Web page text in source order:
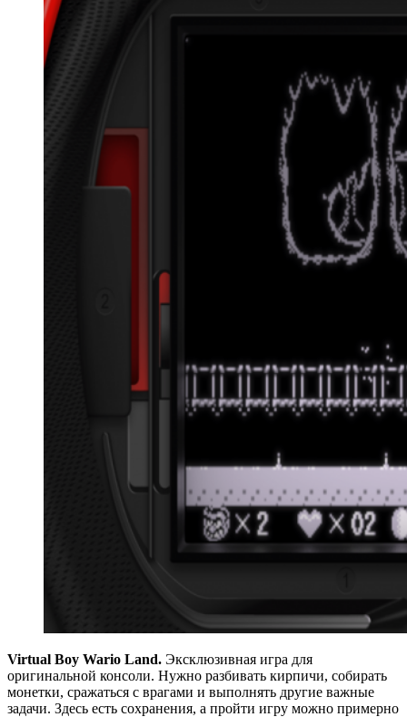
Virtual Boy Wario Land. Эксклюзивная игра для
оригинальной консоли. Нужно разбивать кирпичи, собирать
монетки, сражаться с врагами и выполнять другие важные
задачи. Здесь есть сохранения, а пройти игру можно примерно